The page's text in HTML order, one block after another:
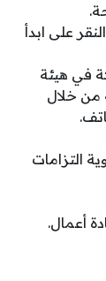
على ابدأ
في هيئة
من خلال
التزامات
أعمال.